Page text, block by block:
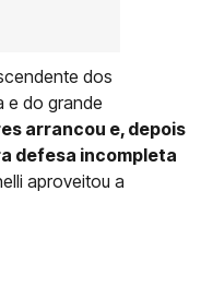
dos
e do grande
arrancou e, depois
defesa incompleta
aproveitou a